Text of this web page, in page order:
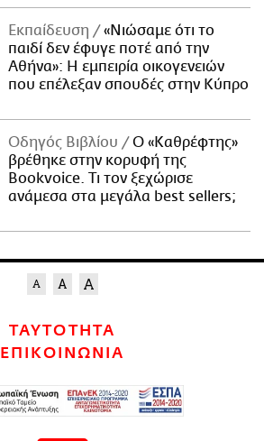
Εκπαίδευση
«Νιώσαμε ότι το
παιδί δεν έφυγε ποτέ από την
Αθήνα»: Η εμπειρία οικογενειών
που επέλεξαν σπουδές στην Κύπρο
Οδηγός Βιβλίου
Ο «Καθρέφτης»
βρέθηκε στην κορυφή της
Bookvoice. Τι τον ξεχώρισε
ανάμεσα στα μεγάλα best sellers;
ΤΑΥΤΟΤΗΤΑ
ΕΠΙΚΟΙΝΩΝΙΑ